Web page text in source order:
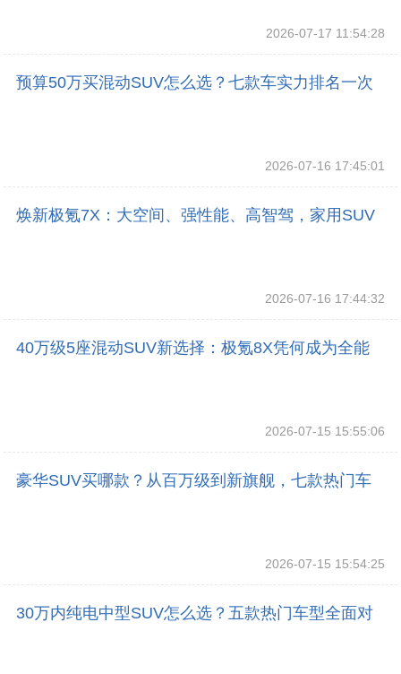
2026-07-17 11:54:28
预算50万买混动SUV怎么选？七款车实力排名一次
2026-07-16 17:45:01
焕新极氪7X：大空间、强性能、高智驾，家用SUV
2026-07-16 17:44:32
40万级5座混动SUV新选择：极氪8X凭何成为全能
2026-07-15 15:55:06
豪华SUV买哪款？从百万级到新旗舰，七款热门车
2026-07-15 15:54:25
30万内纯电中型SUV怎么选？五款热门车型全面对